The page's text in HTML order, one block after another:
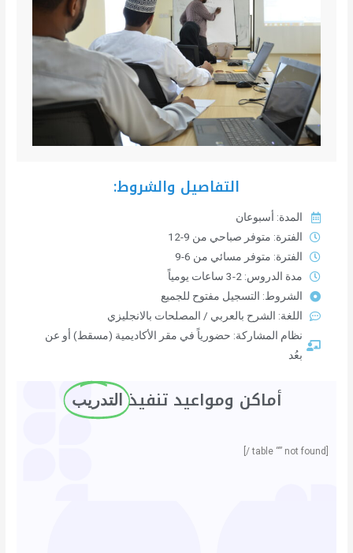
التفاصيل والشروط:
المدة: أسبوعان
الفترة: متوفر صباحي من 9-12
الفترة: متوفر مسائي من 6-9
مدة الدروس: 2-3 ساعات يومياً
الشروط: التسجيل مفتوح للجميع
اللغة: الشرح بالعربي / المصلحات بالانجليزي
نظام المشاركة: حضورياً في مقر الأكاديمية (مسقط) أو عن
بعُد
أماكن ومواعيد تنفيذ ​ التدريب